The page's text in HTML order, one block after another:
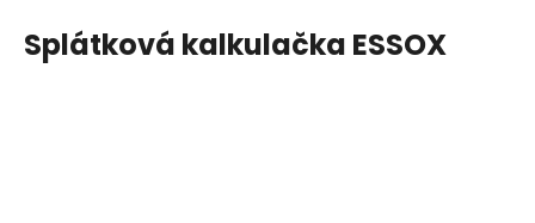
Splátková kalkulačka ESSOX